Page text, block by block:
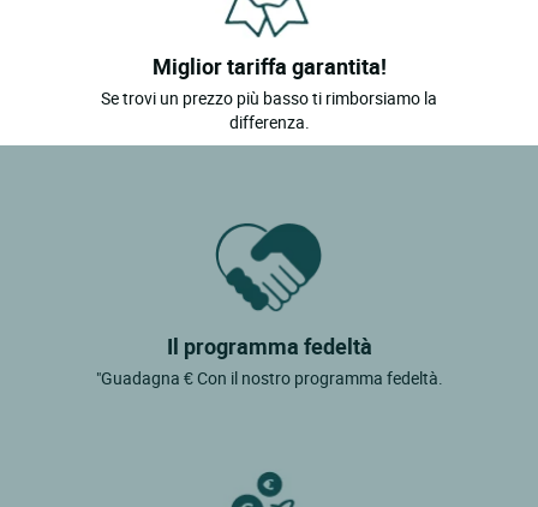
Miglior tariffa garantita!
Se trovi un prezzo più basso ti rimborsiamo la
differenza.
Il programma fedeltà
"Guadagna € Con il nostro programma fedeltà.